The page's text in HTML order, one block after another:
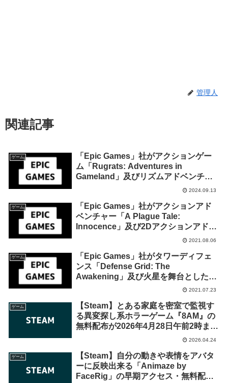
管理人
関連記事
ゲーム
「Epic Games」社がアクションゲー
ム「Rugrats: Adventures in
Gameland」及びリズムアドベンチャ
ー「Super Crazy Rhythm Castle」を
定で無料配布を開始！
2024.09.13
ゲーム
「Epic Games」社がアクションアド
ベンチャー「A Plague Tale:
Innocence」及び2Dアクションアドベ
ンチャー「Minit」を来週2021年8月12
始！
2021.08.06
ゲーム
「Epic Games」社がタワーディフェ
ンス「Defense Grid: The
Awakening」及び火星を舞台としたオ
ンライン対戦FPS「Verdun」を来週
無料配布を開始！
2021.07.23
ゲーム
【Steam】とある家庭を密室で監視す
る異変探し系ホラーゲーム『8AM』の
無料配布が2026年4月28日午前2時まで
2026.04.24
ゲーム
【Steam】自分の動きや表情をアバタ
ーに反映出来る「Animaze by
FaceRig」の早期アクセス・無料配布